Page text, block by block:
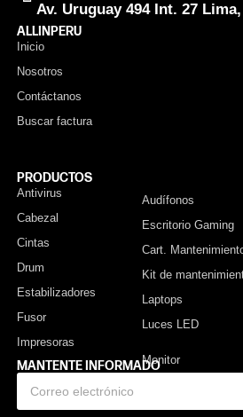
Av. Uruguay 494 Int. 27
ALLINPERU
Inicio
Nosotros
Contáctanos
Buscar factura
PRODUCTOS
Antivirus
Cabezal
Cintas
Drum
Estabilizadores
Fusor
Impresoras
Audífonos
Escritorio Gaming
Cart.
Kit de
Laptops
Luces LED
MANTENTE INFORMADO